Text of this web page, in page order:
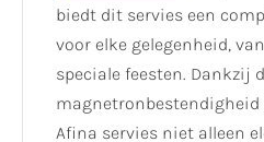
biedt dit servies een
voor elke gelegenheid,
speciale feesten. Dankzij
magnetronbestendigheid
Afina servies niet alleen